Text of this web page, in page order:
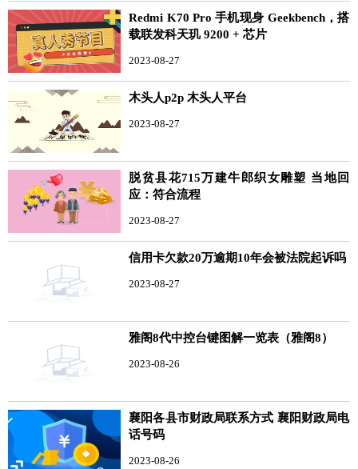
Redmi K70 Pro 手机现身 Geekbench，搭
载联发科天玑 9200 + 芯片
2023-08-27
木头人p2p 木头人平台
2023-08-27
脱贫县花715万建牛郎织女雕塑 当地回
应：符合流程
2023-08-27
信用卡欠款20万逾期10年会被法院起诉吗
2023-08-27
雅阁8代中控台键图解一览表（雅阁8）
2023-08-26
襄阳各县市财政局联系方式 襄阳财政局电
话号码
2023-08-26